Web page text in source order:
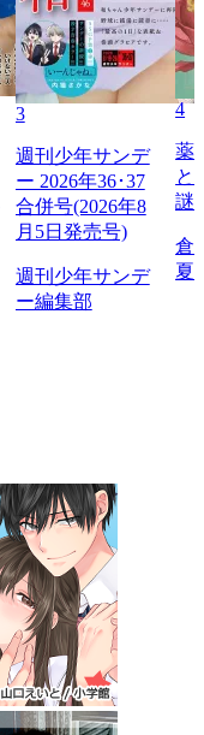
3
週刊少年サンデ
ー 2026年36･37
合併号(2026年8
月5日発売号)
週刊少年サンデ
ー編集部
4
薬
と
謎
倉
夏